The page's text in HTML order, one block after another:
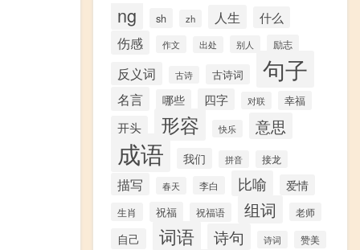
ng sh zh 人生 什么
伤感 作文 出处 别人 励志
反义词 古诗 古诗词 句子
名言 哪些 四字 对联 幸福
开头 形容 快乐 意思
成语 我们 拼音 接龙
描写 春天 李白 比喻 爱情
生肖 祝福 祝福语 组词 老师
自己 词语 诗句 诗词 赞美